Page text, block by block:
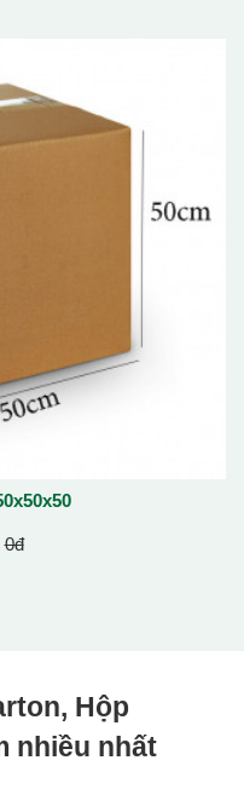
0đ
Hộp
nhiều nhất